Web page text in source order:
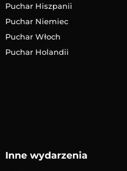
Puchar Hiszpanii
Puchar Niemiec
Puchar Włoch
Puchar Holandii
Inne wydarzenia